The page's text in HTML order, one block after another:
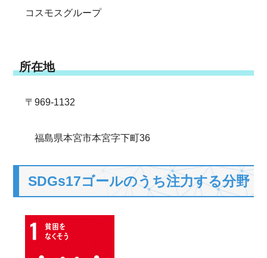
コスモスグループ
所在地
〒969-1132
福島県本宮市本宮字下町36
SDGs17ゴールのうち注力する分野